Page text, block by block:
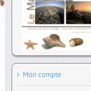
Mon compte